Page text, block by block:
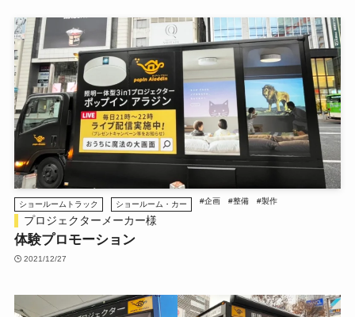
ショールームトラック ショールーム・カー #企画 #整備 #製作
プロジェクターメーカー様
体験プロモーション
2021/12/27